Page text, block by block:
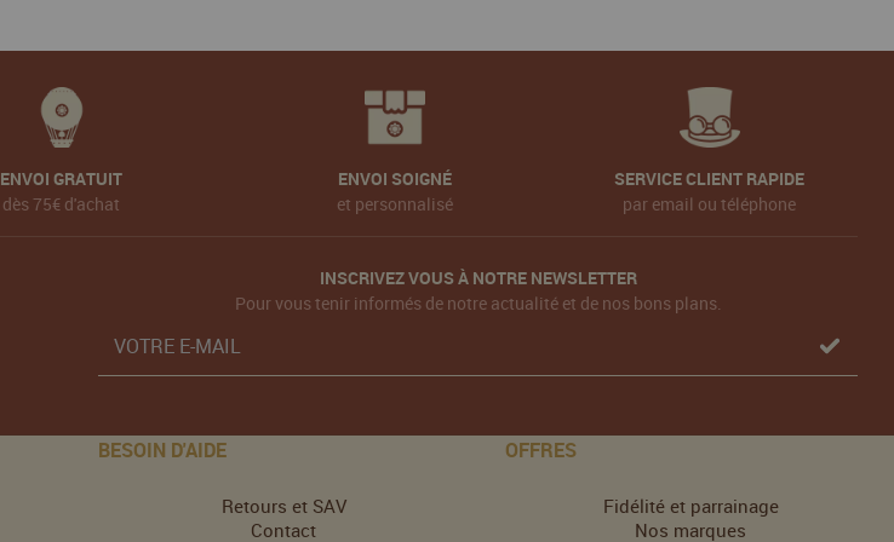
ENVOI GRATUIT
dès 75€ d'achat
ENVOI SOIGNÉ
et personnalisé
SERVICE CLIENT RAPIDE
par email ou téléphone
INSCRIVEZ VOUS À NOTRE NEWSLETTER
Pour vous tenir informés de notre actualité et de nos bons plans.
BESOIN D'AIDE
Retours et SAV
Contact
OFFRES
Fidélité et parrainage
Nos marques